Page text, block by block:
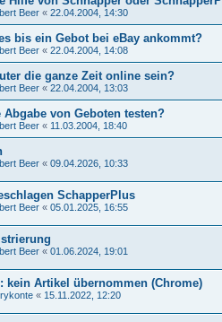
Beer « 22.04.2004, 14:30
bis ein Gebot bei eBay ankommt?
Beer « 22.04.2004, 14:08
die ganze Zeit online sein?
Beer « 22.04.2004, 13:03
von Geboten testen?
Beer « 11.03.2004, 18:40
Beer « 09.04.2026, 10:33
SchapperPlus
Beer « 05.01.2025, 16:55
Beer « 01.06.2024, 19:01
kein Artikel übernommen (Chrome)
« 15.11.2022, 12:20